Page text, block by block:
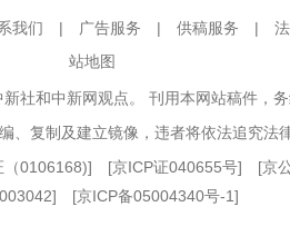
我们 | 广告服务 | 供稿服务 |
站地图
社和中新网观点。 刊用本网站稿件，
、复制及建立镜像，违者将依法追究法
（0106168)] [京ICP证040655号] [京
[京ICP备05004340号-1]